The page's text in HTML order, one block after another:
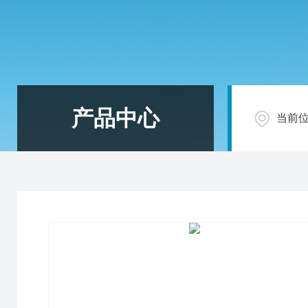
产品中心 当前